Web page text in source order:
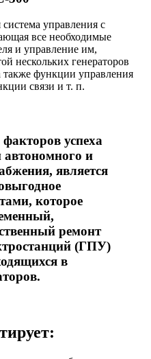
управления с
все необходимые
и управление им,
нескольких генераторов
также функции управления
связи и т. п.
успеха
автономного и
является
которое
ремонт
(ГПУ)
в